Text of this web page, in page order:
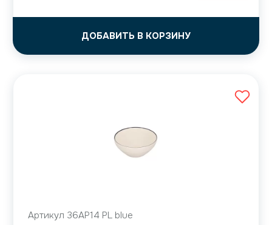
ДОБАВИТЬ В КОРЗИНУ
Артикул 36AP14 PL blue